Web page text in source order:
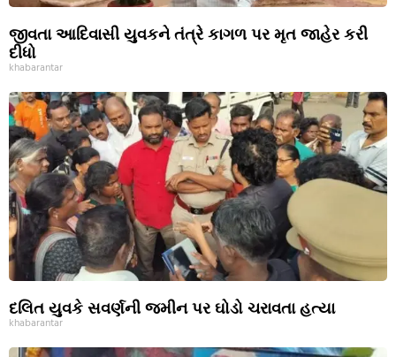
જીવતા આદિવાસી યુવકને તંત્રે કાગળ પર મૃત જાહેર કરી
દીધો
khabarantar
દલિત યુવકે સવર્ણની જમીન પર ઘોડો ચરાવતા હત્યા
khabarantar